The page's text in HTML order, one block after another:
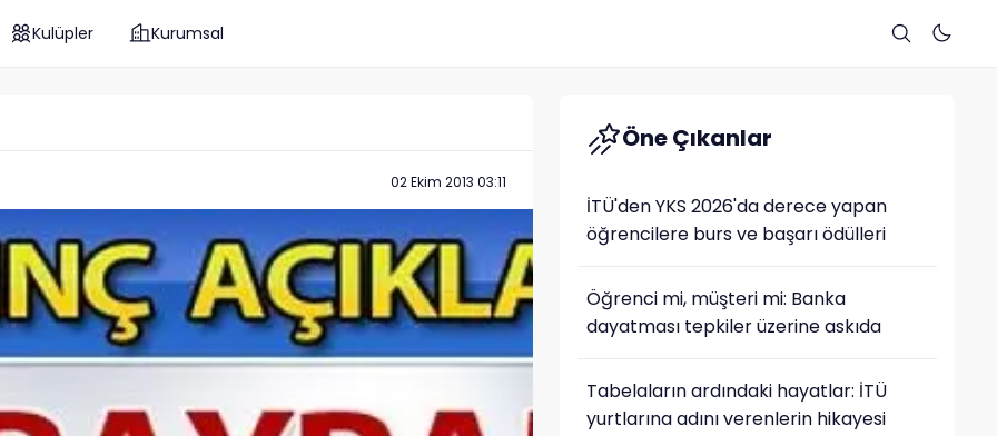
Kulüpler Kurumsal
02 Ekim 2013 03:11
Öne Çıkanlar
İTÜ'den YKS 2026'da derece yapan
öğrencilere burs ve başarı ödülleri
Öğrenci mi, müşteri mi: Banka
dayatması tepkiler üzerine askıda
Tabelaların ardındaki hayatlar: İTÜ
yurtlarına adını verenlerin hikayesi